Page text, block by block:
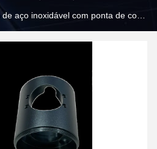
aço inoxidável com ponta de copa